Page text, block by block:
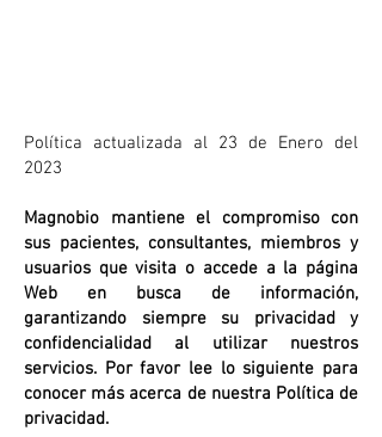
Política actualizada al 23 de Enero del
2023
Magnobio mantiene el compromiso con
sus pacientes, consultantes, miembros y
usuarios que visita o accede a la página
Web en busca de información,
garantizando siempre su privacidad y
confidencialidad al utilizar nuestros
servicios. Por favor lee lo siguiente para
conocer más acerca de nuestra Política de
privacidad.